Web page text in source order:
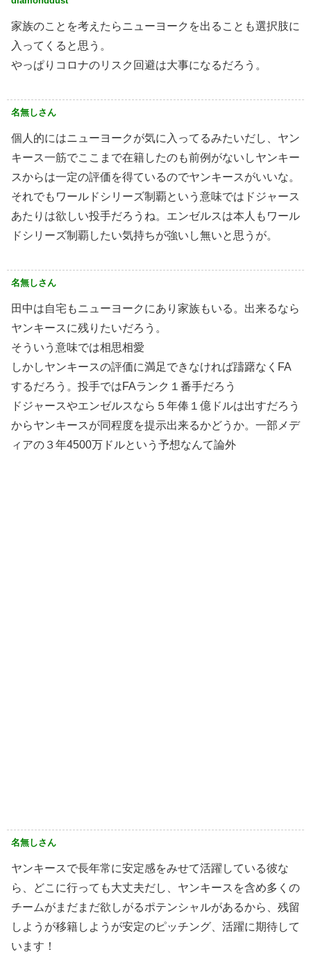
家族のことを考えたらニューヨークを出ることも選択肢に
入ってくると思う。
やっぱりコロナのリスク回避は大事になるだろう。
名無しさん
個人的にはニューヨークが気に入ってるみたいだし、ヤン
キース一筋でここまで在籍したのも前例がないしヤンキー
スからは一定の評価を得ているのでヤンキースがいいな。
それでもワールドシリーズ制覇という意味ではドジャース
あたりは欲しい投手だろうね。エンゼルスは本人もワール
ドシリーズ制覇したい気持ちが強いし無いと思うが。
名無しさん
田中は自宅もニューヨークにあり家族もいる。出来るなら
ヤンキースに残りたいだろう。
そういう意味では相思相愛
しかしヤンキースの評価に満足できなければ躊躇なくFA
するだろう。投手ではFAランク１番手だろう
ドジャースやエンゼルスなら５年俸１億ドルは出すだろう
からヤンキースが同程度を提示出来るかどうか。一部メデ
ィアの３年4500万ドルという予想なんて論外
名無しさん
ヤンキースで長年常に安定感をみせて活躍している彼な
ら、どこに行っても大丈夫だし、ヤンキースを含め多くの
チームがまだまだ欲しがるポテンシャルがあるから、残留
しようが移籍しようが安定のピッチング、活躍に期待して
います！